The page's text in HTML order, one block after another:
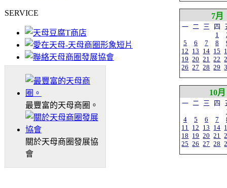
SERVICE
最豐富的天母商圈。
關於天母商圈發展協
會
7月
一 二 三 四
1
5
6 7 8
12 13 14 15
19 20 21 22
26 27 28 29
10月
一 二 三 四
4
5 6 7
11 12 13 14
18 19 20 21
25 26 27 28